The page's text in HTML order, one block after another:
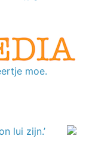
moe.
lui zijn.’